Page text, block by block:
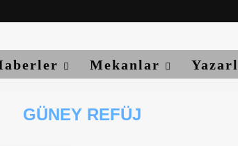
Mekanlar
GÜNEY REFÜJ